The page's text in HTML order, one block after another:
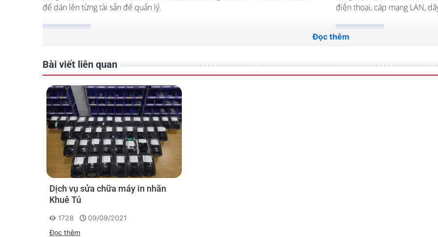
để dán lên từng tài sản để quản lý.
điện thoại, cáp mạng LAN,
Đọc ngay
Truyền tải điện
Đọc thêm
Đọc thêm
Bài viết liên quan
Dịch vụ sửa chữa máy in nhãn
Khuê Tú
1728
09/09/2021
Đọc thêm